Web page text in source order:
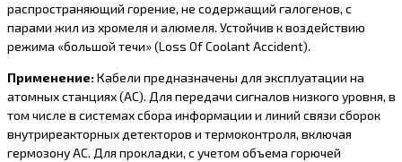
распространяющий горение, не содержащий галогенов, с
парами жил из хромеля и алюмеля. Устойчив к воздействию
режима «большой течи» (Loss Of Coolant Accident).
Применение:Кабели предназначены для эксплуатации на
атомных станциях (АС). Для передачи сигналов низкого уровня, в
том числе в системах сбора информации и линий связи сборок
внутриреакторных детекторов и термоконтроля, включая
гермозону АС. Для прокладки, с учетом объема горючей